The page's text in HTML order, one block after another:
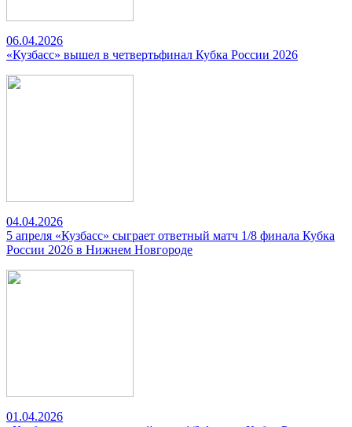
06.04.2026
«Кузбасс» вышел в четвертьфинал Кубка России 2026
04.04.2026
5 апреля «Кузбасс» сыграет ответный матч 1/8 финала Кубка
России 2026 в Нижнем Новгороде
01.04.2026